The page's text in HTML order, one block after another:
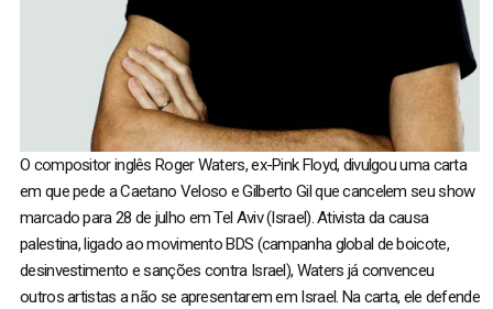
O compositor inglês Roger Waters, ex-Pink Floyd, divulgou uma carta
em que pede a Caetano Veloso e Gilberto Gil que cancelem seu show
marcado para 28 de julho em Tel Aviv (Israel). Ativista da causa
palestina, ligado ao movimento BDS (campanha global de boicote,
desinvestimento e sanções contra Israel), Waters já convenceu
outros artistas a não se apresentarem em Israel. Na carta, ele defende